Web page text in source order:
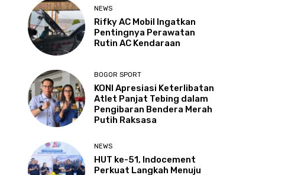
NEWS
Rifky AC Mobil Ingatkan
Pentingnya Perawatan
Rutin AC Kendaraan
BOGOR SPORT
KONI Apresiasi Keterlibatan
Atlet Panjat Tebing dalam
Pengibaran Bendera Merah
Putih Raksasa
NEWS
HUT ke-51, Indocement
Perkuat Langkah Menuju